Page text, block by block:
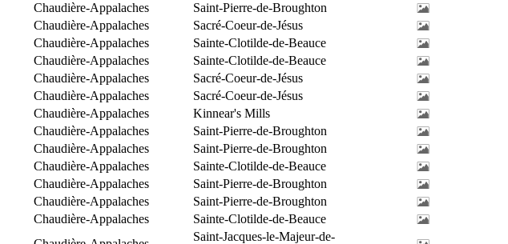
Chaudière-Appalaches
Saint-Pierre-de-Broughton
Chaudière-Appalaches
Sacré-Coeur-de-Jésus
Chaudière-Appalaches
Sainte-Clotilde-de-Beauce
Chaudière-Appalaches
Sainte-Clotilde-de-Beauce
Chaudière-Appalaches
Sacré-Coeur-de-Jésus
Chaudière-Appalaches
Sacré-Coeur-de-Jésus
Chaudière-Appalaches
Kinnear's Mills
Chaudière-Appalaches
Saint-Pierre-de-Broughton
Chaudière-Appalaches
Saint-Pierre-de-Broughton
Chaudière-Appalaches
Sainte-Clotilde-de-Beauce
Chaudière-Appalaches
Saint-Pierre-de-Broughton
Chaudière-Appalaches
Saint-Pierre-de-Broughton
Chaudière-Appalaches
Sainte-Clotilde-de-Beauce
Saint-Jacques-le-Majeur-de-